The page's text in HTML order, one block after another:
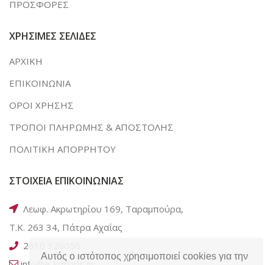
Αυτός ο ιστότοπος χρησιμοποιεί cookies για την
ΠΡΟΣΦΟΡΕΣ
ΧΡΗΣΙΜΕΣ ΣΕΛΙΔΕΣ
ΑΡΧΙΚΗ
ΕΠΙΚΟΙΝΩΝΙΑ
ΟΡΟΙ ΧΡΗΣΗΣ
ΤΡΟΠΟΙ ΠΛΗΡΩΜΗΣ & ΑΠΟΣΤΟΛΗΣ
ΠΟΛΙΤΙΚΗ ΑΠΟΡΡΗΤΟΥ
ΣΤΟΙΧΕΙΑ ΕΠΙΚΟΙΝΩΝΙΑΣ
Λεωφ. Ακρωτηρίου 169, Ταραμπούρα,
Τ.Κ. 263 34, Πάτρα Αχαΐας
2610 320050